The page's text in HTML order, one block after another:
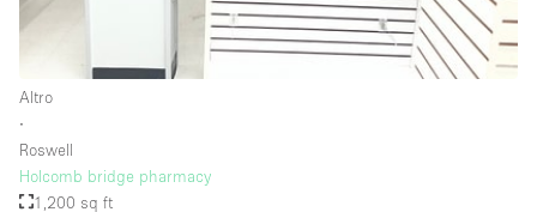
Altro
∙
Roswell
Holcomb bridge pharmacy
1,200 sq ft